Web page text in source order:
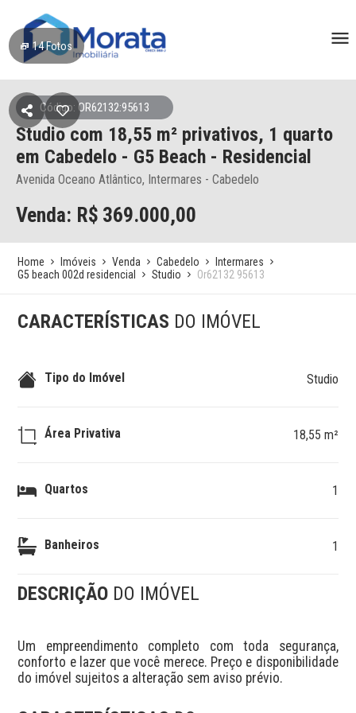
14Fotos
Código: OR62132:95613
Studio com 18,55 m² privativos, 1 quarto
em Cabedelo - G5 Beach - Residencial
Avenida Oceano Atlântico, Intermares - Cabedelo
Venda: R$ 369.000,00
Home Imóveis Venda Cabedelo
Intermares
G5 beach 002d residencial
Studio Or62132 95613
CARACTERÍSTICAS DO IMÓVEL
Tipo do Imóvel Studio
Área Privativa 18,55 m²
Quartos 1
Banheiros 1
DESCRIÇÃO DO IMÓVEL
Um empreendimento completo com toda segurança,
conforto e lazer que você merece. Preço e disponibilidade
do imóvel sujeitos a alteração sem aviso prévio.